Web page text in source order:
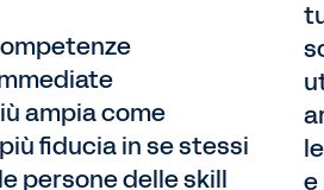
ampia come
fiducia in se stessi
persone delle skill
e